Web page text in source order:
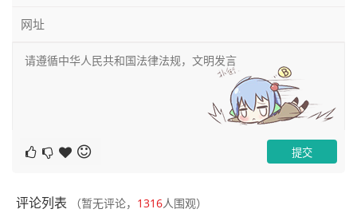
评论列表 （暂无评论， 1316人围观）